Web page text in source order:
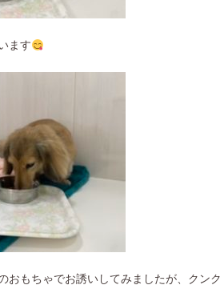
ます
おもちゃでお誘いしてみましたが、クン